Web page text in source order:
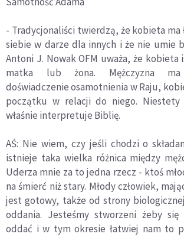
- Tradycjonaliści twierdzą, że kobieta ma
siebie w darze dla innych i że nie umie
Antoni J. Nowak OFM uważa, że
matka lub żona. Mężczyzna ma
doświadczenie osamotnienia w Raju,
początku w relacji do niego.
właśnie interpretuje Biblię.
AŚ: Nie wiem, czy jeśli chodzi o
istnieje taka wielka różnica między
Uderza mnie za to jedna rzecz - ktoś
na śmierć niż stary. Młody człowiek,
jest gotowy, także od strony
oddania. Jesteśmy stworzeni żeby się
oddać i w tym okresie łatwiej nam to